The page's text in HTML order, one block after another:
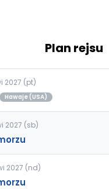
Plan rejsu
2027 (pt)
Hawaje (USA)
2027 (sb)
2027 (nd)